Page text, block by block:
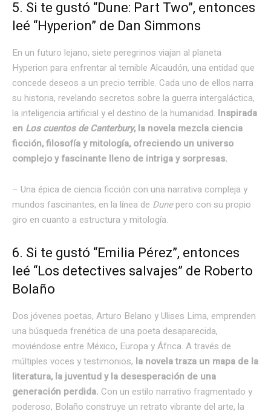
5. Si te gustó “Dune: Part Two”, entonces
leé “Hyperion” de Dan Simmons
En un futuro lejano, siete peregrinos viajan al planeta
Hyperion para enfrentar al temible Alcaudón, una entidad que
concede deseos a un precio terrible. Cada uno de ellos narra
su historia, revelando secretos sobre la guerra intergaláctica,
la inteligencia artificial y el destino de la humanidad. Inspirada
en Los cuentos de Canterbury, la novela mezcla ciencia
ficción, filosofía y mitología, ofreciendo un universo
complejo y fascinante lleno de intriga y sorpresas.
– Una épica de ciencia ficción con una narrativa compleja y
mundos fascinantes, en la línea de Dunepero con su propio
giro en cuanto a estructura y mitología.
6. Si te gustó “Emilia Pérez”, entonces
leé “Los detectives salvajes” de Roberto
Bolaño
Dos jóvenes poetas, Arturo Belano y Ulises Lima, emprenden
una búsqueda frenética de una poeta desaparecida,
moviéndose entre México, Europa y África. A través de
múltiples voces y testimonios, la novela traza un mapa de la
literatura, la juventud y la desesperación de una
generación perdida. Con un estilo narrativo fragmentado y
poderoso, Bolaño construye un retrato vibrante del arte, la